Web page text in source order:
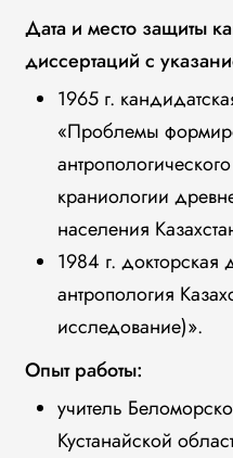
Дата и место защиты
диссертаций с
1965 г.
«Проблемы
краниологии
населения
1984 г. докторская
антропология
исследование)».
Опыт работы:
учитель
Кустанайской